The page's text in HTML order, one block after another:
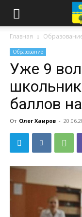
Главная
Образование
Уже 9
баллов
От Олег Хаиров -